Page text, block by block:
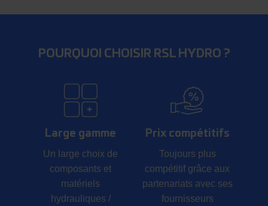
POURQUOI CHOISIR RSL HYDRO ?
Large gamme
Un large choix de
composants et
matériels
hydrauliques /
Prix compétitifs
Toujours plus
compétitif grâce aux
partenariats avec ses
fournisseurs